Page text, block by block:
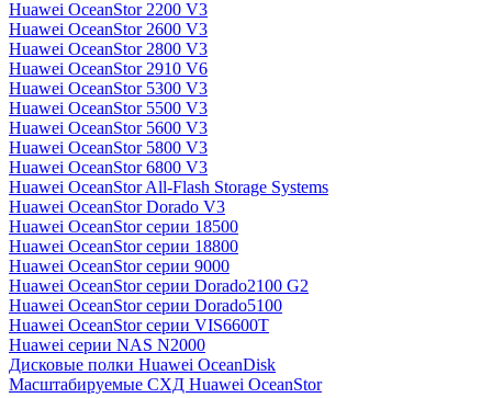
Huawei OceanStor 2200 V3
Huawei OceanStor 2600 V3
Huawei OceanStor 2800 V3
Huawei OceanStor 2910 V6
Huawei OceanStor 5300 V3
Huawei OceanStor 5500 V3
Huawei OceanStor 5600 V3
Huawei OceanStor 5800 V3
Huawei OceanStor 6800 V3
Huawei OceanStor All-Flash Storage Systems
Huawei OceanStor Dorado V3
Huawei OceanStor серии 18500
Huawei OceanStor серии 18800
Huawei OceanStor серии 9000
Huawei OceanStor серии Dorado2100 G2
Huawei OceanStor серии Dorado5100
Huawei OceanStor серии VIS6600T
Huawei серии NAS N2000
Дисковые полки Huawei OceanDisk
Масштабируемые СХД Huawei OceanStor